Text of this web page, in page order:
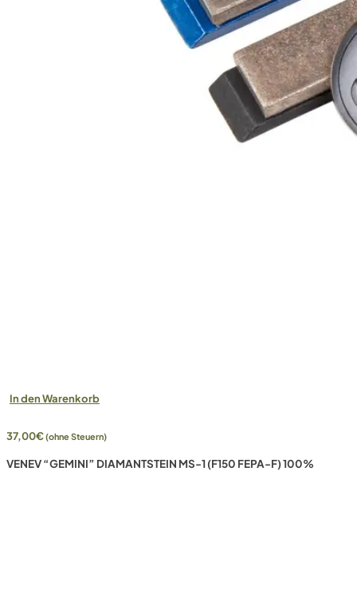
In den Warenkorb
37,00€(ohne Steuern)
VENEV “GEMINI” DIAMANTSTEIN MS-1 (F150 FEPA-F) 100%